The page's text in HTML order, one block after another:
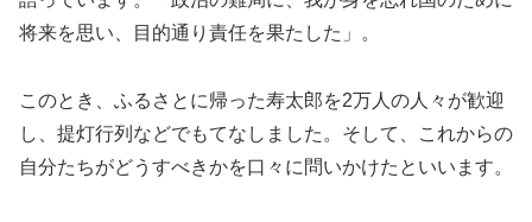
将来を思い、目的通り責任を果たした」。
このとき、ふるさとに帰った寿太郎を2万人の人々が歓迎
し、提灯行列などでもてなしました。そして、これからの
自分たちがどうすべきかを口々に問いかけたといいます。